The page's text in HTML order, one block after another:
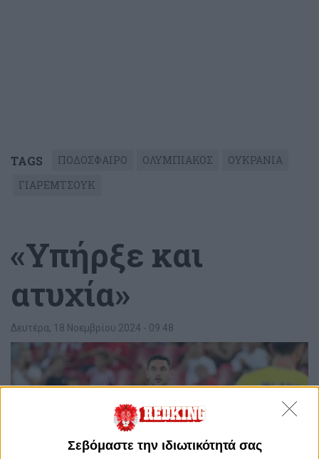
Σεβόμαστε την ιδιωτικότητά σας
TAGS ΠΟΔΟΣΦΑΙΡΟ ΟΛΥΜΠΙΑΚΟΣ
ΟΥΚΡΑΝΙΑ
ΓΙΑΡΕΜΤΣΟΥΚ
«Υπήρξε και
ατυχία»
Δευτέρα, 18 Νοεμβρίου 2024 - 09:48